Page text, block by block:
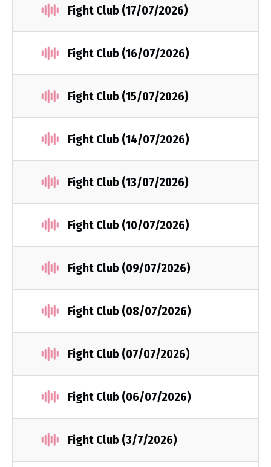
Fight Club (17/07/2026)
Fight Club (16/07/2026)
Fight Club (15/07/2026)
Fight Club (14/07/2026)
Fight Club (13/07/2026)
Fight Club (10/07/2026)
Fight Club (09/07/2026)
Fight Club (08/07/2026)
Fight Club (07/07/2026)
Fight Club (06/07/2026)
Fight Club (3/7/2026)